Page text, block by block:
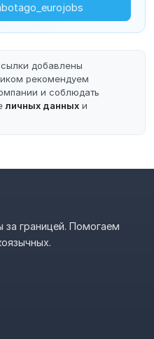
добавлены
рекомендуем
и соблюдать
личных данных и
границей. Помогаем